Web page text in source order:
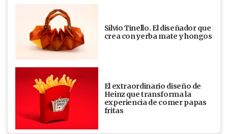
Silvio Tinello. El diseñador que
crea con yerba mate y hongos
El extraordinario diseño de
Heinz que transforma la
experiencia de comer papas
fritas